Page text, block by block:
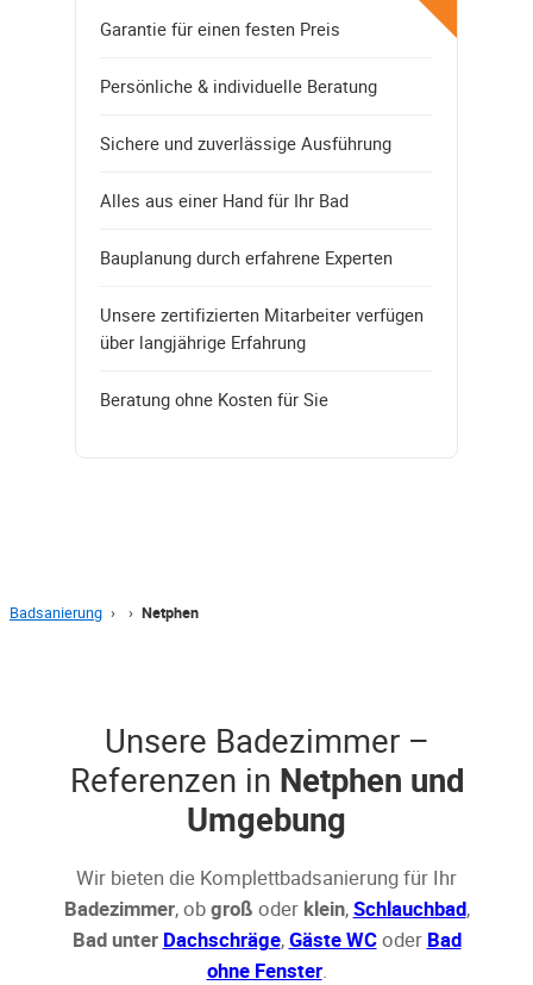
Garantie für einen festen Preis
Persönliche & individuelle Beratung
Sichere und zuverlässige Ausführung
Alles aus einer Hand für Ihr Bad
Bauplanung durch erfahrene Experten
Unsere zertifizierten Mitarbeiter verfügen
über langjährige Erfahrung
Beratung ohne Kosten für Sie
Badsanierung › › Netphen
Unsere Badezimmer –
Referenzen in Netphen und
Umgebung
Wir bieten die Komplettbadsanierung für Ihr
Badezimmer, obgroß oder klein,Schlauchbad,
Bad unter Dachschräge,Gäste WCoder Bad
ohne Fenster.